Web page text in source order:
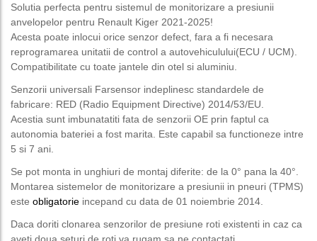
Solutia perfecta pentru sistemul de monitorizare a presiunii
anvelopelor pentru Renault Kiger 2021-2025!
Acesta poate inlocui orice senzor defect, fara a fi necesara
reprogramarea unitatii de control a autovehiculului(ECU / UCM).
Compatibilitate cu toate jantele din otel si aluminiu.
Senzorii universali Farsensor indeplinesc standardele de
fabricare: RED (Radio Equipment Directive) 2014/53/EU.
Acestia sunt imbunatatiti fata de senzorii OE prin faptul ca
autonomia bateriei a fost marita. Este capabil sa functioneze intre
5 si 7 ani.
Se pot monta in unghiuri de montaj diferite: de la 0° pana la 40°.
Montarea sistemelor de monitorizare a presiunii in pneuri (TPMS)
este obligatorie incepand cu data de 01 noiembrie 2014.
Daca doriti clonarea senzorilor de presiune roti existenti in caz ca
aveti doua seturi de roti va rugam sa ne contactati.